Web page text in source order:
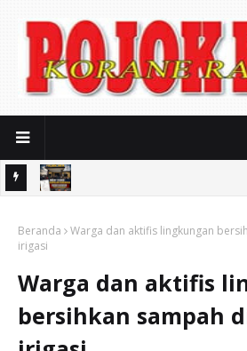
KerjaKomitmen Transparansi Penanganan
Beranda
Warga dan aktifis lingkungan
irigasi
Warga dan aktifis
bersihkan sampah